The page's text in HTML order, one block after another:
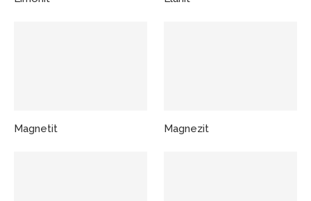
Magnetit Magnezit